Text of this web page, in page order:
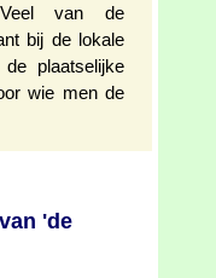
van de
bij de lokale
plaatselijke
wie men de
'de